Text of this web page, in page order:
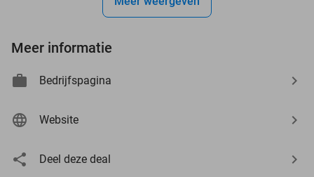
Meer informatie
Bedrijfspagina
Website
Deel deze deal